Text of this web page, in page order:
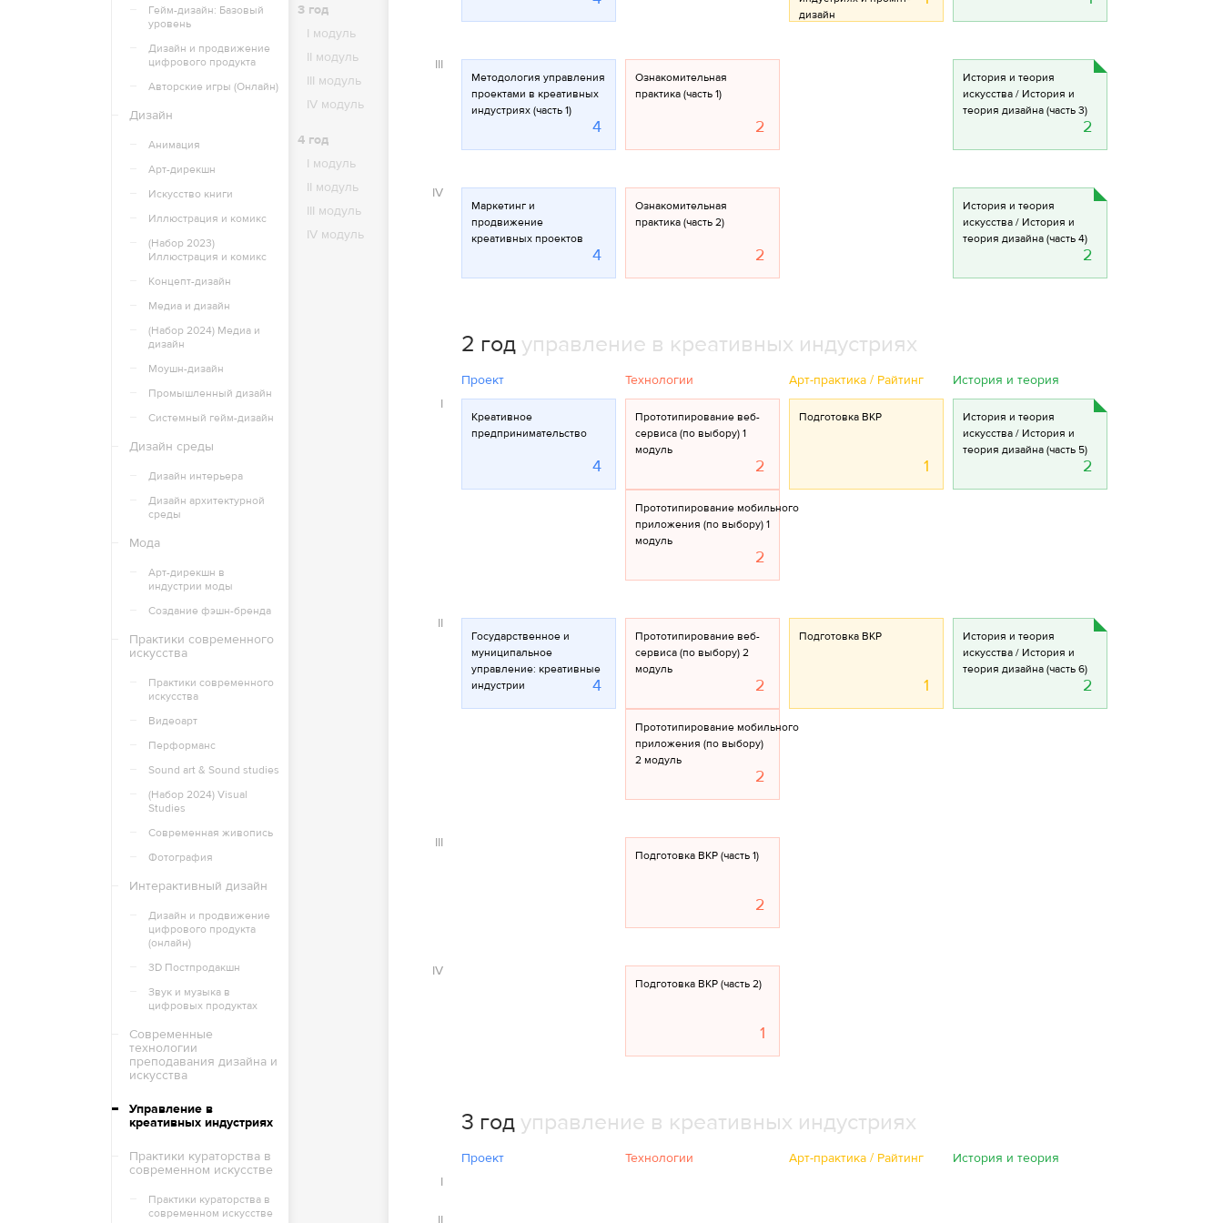
Гейм-дизайн: Базовый
уровень
Дизайн и продвижение
цифрового продукта
Авторские игры (Онлайн)
Дизайн
Анимация
Арт-дирекшн
Искусство книги
Иллюстрация и комикс
(Набор 2023)
Иллюстрация и комикс
Концепт-дизайн
Медиа и дизайн
(Набор 2024) Медиа и
дизайн
Моушн-дизайн
Промышленный дизайн
Системный гейм-дизайн
Дизайн среды
Дизайн интерьера
Дизайн архитектурной
среды
Мода
Арт-дирекшн в
индустрии моды
Создание фэшн-бренда
Практики современного
искусства
Практики современного
искусства
Видеоарт
Перформанс
Sound art & Sound studies
(Набор 2024) Visual
Studies
Современная живопись
Фотография
Интерактивный дизайн
Дизайн и продвижение
цифрового продукта
(онлайн)
3D Постпродакшн
Звук и музыка в
цифровых продуктах
Современные
технологии
преподавания дизайна и
искусства
Управление в
креативных индустриях
Практики кураторства в
современном искусстве
Практики кураторства в
современном искусстве
3 год
I модуль
II модуль
III модуль
IV модуль
4 год
I модуль
II модуль
III модуль
IV модуль
дизайн
III
Методология управления
проектами в креативных
индустриях (часть 1)
4
Ознакомительная
практика (часть 1)
2
История и теория
искусства / История и
теория дизайна (часть 3)
2
IV
Маркетинг и
продвижение
креативных проектов
4
Ознакомительная
практика (часть 2)
2
История и теория
искусства / История и
теория дизайна (часть 4)
2
2 год управление в креативных индустриях
Проект Технологии Арт-практика / Райтинг
История и теория
I
Креативное
предпринимательство
4
Прототипирование веб-
сервиса (по выбору) 1
модуль
2
Прототипирование мобильного
приложения (по выбору) 1
модуль
2
Подготовка ВКР
1
История и теория
искусства / История и
теория дизайна (часть 5)
2
II
Государственное и
муниципальное
управление: креативные
индустрии
4
Прототипирование веб-
сервиса (по выбору) 2
модуль
2
Прототипирование мобильного
приложения (по выбору)
2 модуль
2
Подготовка ВКР
1
История и теория
искусства / История и
теория дизайна (часть 6)
2
III
Подготовка ВКР (часть 1)
2
IV
Подготовка ВКР (часть 2)
1
3 год управление в креативных индустриях
Проект Технологии Арт-практика / Райтинг
История и теория
I